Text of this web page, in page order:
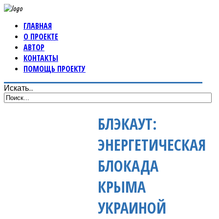
ГЛАВНАЯ
О ПРОЕКТЕ
АВТОР
КОНТАКТЫ
ПОМОЩЬ ПРОЕКТУ
Искать...
БЛЭКАУТ:
ЭНЕРГЕТИЧЕСКАЯ
БЛОКАДА
КРЫМА
УКРАИНОЙ